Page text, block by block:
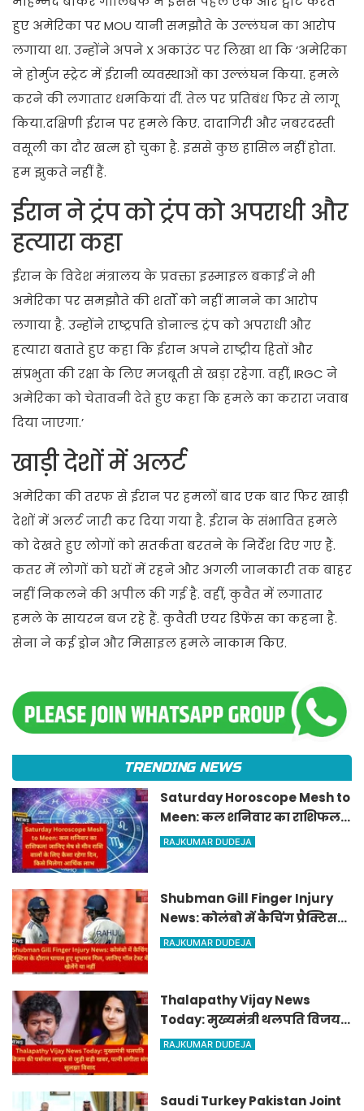
हुए अमेरिका पर MOU यानी समझौते के उल्लंघन का आरोप
लगाया था. उन्होंने अपने X अकाउंट पर लिखा था कि ‘अमेरिका
ने होर्मुज स्ट्रेट में ईरानी व्यवस्थाओं का उल्लंघन किया. हमले
करने की लगातार धमकियां दीं. तेल पर प्रतिबंध फिर से लागू
किया.दक्षिणी ईरान पर हमले किए. दादागिरी और ज़बरदस्ती
वसूली का दौर खत्म हो चुका है. इससे कुछ हासिल नहीं होता.
हम झुकते नहीं हैं.
ईरान ने ट्रंप को ट्रंप को अपराधी और
हत्यारा कहा
ईरान के विदेश मंत्रालय के प्रवक्ता इस्माइल बकाई ने भी
अमेरिका पर समझौते की शर्तों को नहीं मानने का आरोप
लगाया है. उन्होंने राष्ट्रपति डोनाल्ड ट्रंप को अपराधी और
हत्यारा बताते हुए कहा कि ईरान अपने राष्ट्रीय हितों और
संप्रभुता की रक्षा के लिए मजबूती से खड़ा रहेगा. वहीं, IRGC ने
अमेरिका को चेतावनी देते हुए कहा कि हमले का करारा जवाब
दिया जाएगा.’
खाड़ी देशों में अलर्ट
अमेरिका की तरफ से ईरान पर हमलों बाद एक बार फिर खाड़ी
देशों में अलर्ट जारी कर दिया गया है. ईरान के संभावित हमले
को देखते हुए लोगों को सतर्कता बरतने के निर्देश दिए गए हैं.
कतर में लोगों को घरों में रहने और अगली जानकारी तक बाहर
नहीं निकलने की अपील की गई है. वहीं, कुवैत में लगातार
हमले के सायरन बज रहे हैं. कुवैती एयर डिफेंस का कहना है.
सेना ने कई ड्रोन और मिसाइल हमले नाकाम किए.
TRENDING NEWS
Saturday Horoscope Mesh to
Meen: कल शनिवार का राशिफल!
जानिए मेष से मीन राशि वालों के
RAJKUMAR DUDEJA
Shubman Gill Finger Injury
News: कोलंबो में कैचिंग प्रैक्टिस
के दौरान घायल हुए शुभमन गिल,
RAJKUMAR DUDEJA
Thalapathy Vijay News
Today: मुख्यमंत्री थलपति विजय
की पर्सनल लाइफ से जुड़ी बड़ी खबर,
RAJKUMAR DUDEJA
Saudi Turkey Pakistan Joint